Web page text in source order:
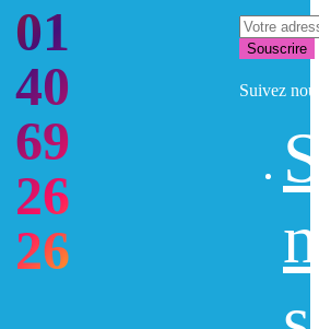
01
40
69
26
26
Souscrire
Suivez